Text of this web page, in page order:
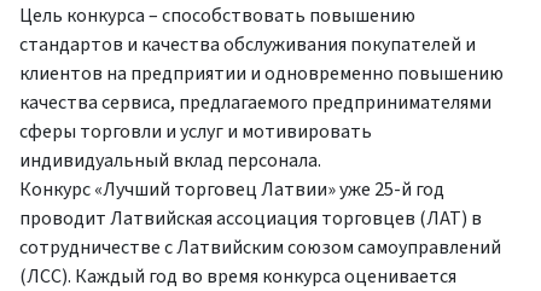
Цель конкурса – способствовать повышению
стандартов и качества обслуживания покупателей и
клиентов на предприятии и одновременно повышению
качества сервиса, предлагаемого предпринимателями
сферы торговли и услуг и мотивировать
индивидуальный вклад персонала.
Конкурс «Лучший торговец Латвии» уже 25-й год
проводит Латвийская ассоциация торговцев (ЛАТ) в
сотрудничестве с Латвийским союзом самоуправлений
(ЛСС). Каждый год во время конкурса оценивается